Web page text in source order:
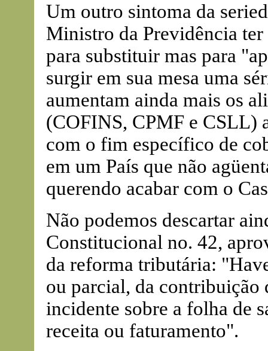
Um outro sintoma da
Ministro da Previdência ter
para substituir mas para
surgir em sua mesa uma
aumentam ainda mais os
(COFINS, CPMF e CSLL)
com o fim específico de
em um País que não
querendo acabar com o
Não podemos descartar
Constitucional no. 42,
da reforma tributária:
ou parcial, da contribuição
incidente sobre a folha de
receita ou faturamento".